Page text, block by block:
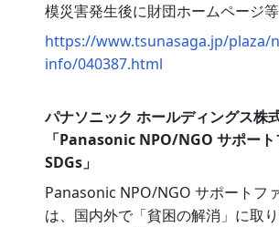
模災害発生後に財団ホームページ
https://www.tsunasaga.jp/plaza/
info/040387.html
パナソニック ホールディングス株
「Panasonic NPO/NGO サポー
SDGs」
Panasonic NPO/NGO サポートフ
は、国内外で「貧困の解消」に取